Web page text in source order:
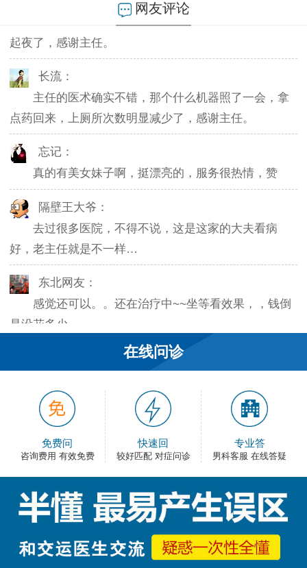
网友评论
陪老公一块去的，环境不错，第二天老公就不怎么
起夜了，感谢主任。
长流：
主任的医术确实不错，那个什么机器照了一会，拿
点药回来，上厕所次数明显减少了，感谢主任。
忘记：
真的有美女妹子啊，挺漂亮的，服务很热情，赞
隔壁王大爷：
去过很多医院，不得不说，这是这家的大夫看病
好，老主任就是不一样…
东北网友：
感觉还可以。。还在治疗中~~坐等看效果，，钱倒
是没花多少。
老医生就是好，不像某些医院的医生，脾气大死
和平网友：
护士都很不错，服务好热情，看病很舒心。
手术费用还能接受，早上去的，下午就正常上班
了，出血不多，还不错。
大叔：
在线问诊
免费问
咨询费用 有效免费
快速回
较好匹配 对症问诊
专业答
男科客服 在线答疑